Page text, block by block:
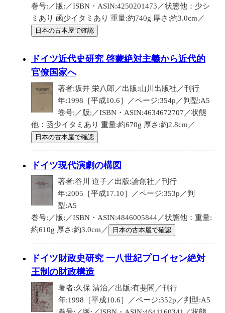
巻号:／版:／ISBN・ASIN:4250201473／状態他：少シ
ミあり 函少イタミあり 重量:約740g 厚さ:約3.0cm／
日本の古本屋で確認
ドイツ近代史研究 啓蒙絶対主義から近代的
官僚国家へ
著者:坂井 栄八郎／出版:山川出版社／刊行
年:1998［平成10.6］／ページ:354p／判型:A5
巻号:／版:／ISBN・ASIN:4634672707／状態
他：函少イタミあり 重量:約670g 厚さ:約2.8cm／
日本の古本屋で確認
ドイツ現代演劇の構図
著者:谷川 道子／出版:論創社／刊行
年:2005［平成17.10］／ページ:353p／判
型:A5
巻号:／版:／ISBN・ASIN:4846005844／状態他：重量:
約610g 厚さ:約3.0cm／
日本の古本屋で確認
ドイツ財政史研究 一八世紀プロイセン絶対
王制の財政構造
著者:久保 清治／出版:有斐閣／刊行
年:1998［平成10.6］／ページ:352p／判型:A5